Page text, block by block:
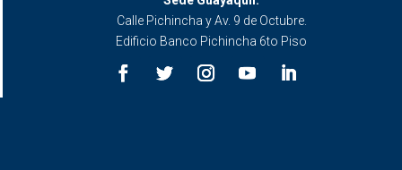
Calle Pichincha y Av. 9 de Octubre.
Edificio Banco Pichincha 6to Piso